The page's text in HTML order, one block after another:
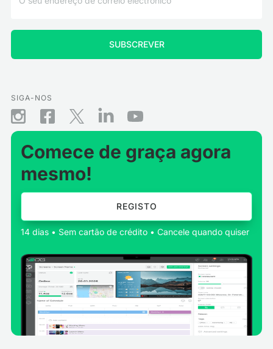
SIGA-NOS
Comece de graça agora
mesmo!
REGISTO
14 dias • Sem cartão de crédito • Cancele quando quiser